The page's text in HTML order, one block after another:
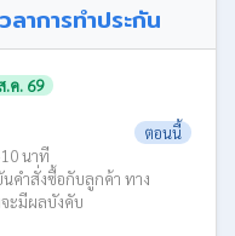
าการทำประกัน
.ค. 69
ตอนนี้
นาที
คำสั่งซื้อกับลูกค้า ทาง
ะมีผลบังคับ